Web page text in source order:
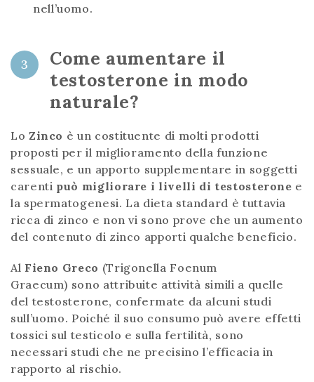
nell’uomo.
3
Come aumentare il
testosterone in modo
naturale?
Lo Zinco è un costituente di molti prodotti
proposti per il miglioramento della funzione
sessuale, e un apporto supplementare in soggetti
carenti può migliorare i livelli di testosterone e
la spermatogenesi. La dieta standard è tuttavia
ricca di zinco e non vi sono prove che un aumento
del contenuto di zinco apporti qualche beneficio.
Al Fieno Greco (Trigonella Foenum
Graecum) sono attribuite attività simili a quelle
del testosterone, confermate da alcuni studi
sull’uomo. Poiché il suo consumo può avere effetti
tossici sul testicolo e sulla fertilità, sono
necessari studi che ne precisino l’efficacia in
rapporto al rischio.